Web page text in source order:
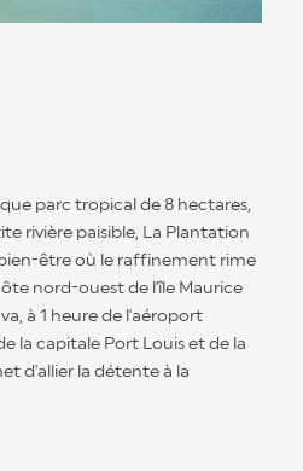
parc tropical de 8 hectares,
rivière paisible, La Plantation
être où le raffinement rime
nord-ouest de l'île Maurice
à 1 heure de l'aéroport
la capitale Port Louis et de la
d'allier la détente à la